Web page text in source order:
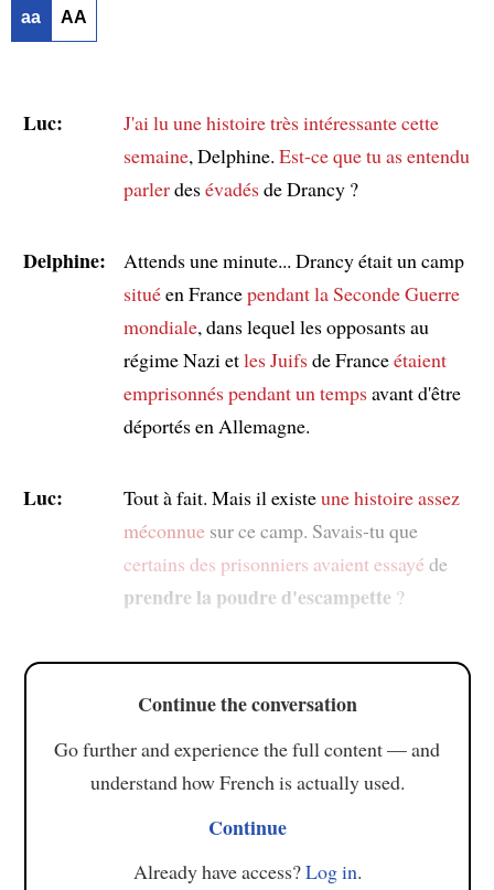
aa AA
Luc: J'ai lu une histoire très intéressantecette
semaine, Delphine. Est-ce que tu as entendu
parlerdesévadésde Drancy ?
Delphine:
Attends une minute... Drancy était un camp
situéen Francependant la Seconde Guerre
mondiale, dans lequel les opposants au
régime Nazi etles Juifsde Franceétaient
emprisonnéspendant un tempsavant d'être
déportés en Allemagne.
Luc: Tout à fait. Mais il existeune histoire assez
méconnuesur ce camp. Savais-tu que
certains des prisonniers avaient essayé de
prendre la poudre d'escampette ?
Continue the conversation
Go further and experience the full content — and
understand how French is actually used.
Continue
Already have access?Log in.